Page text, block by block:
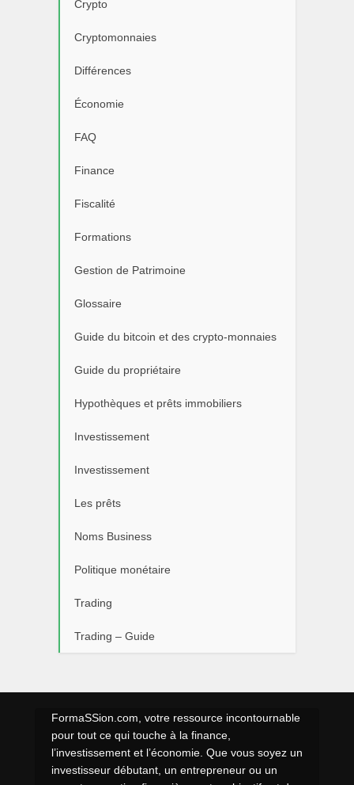
Crypto
Cryptomonnaies
Différences
Économie
FAQ
Finance
Fiscalité
Formations
Gestion de Patrimoine
Glossaire
Guide du bitcoin et des crypto-monnaies
Guide du propriétaire
Hypothèques et prêts immobiliers
Investissement
Investissement
Les prêts
Noms Business
Politique monétaire
Trading
Trading – Guide
FormaSSion.com, votre ressource incontournable
pour tout ce qui touche à la finance,
l’investissement et l’économie. Que vous soyez un
investisseur débutant, un entrepreneur ou un